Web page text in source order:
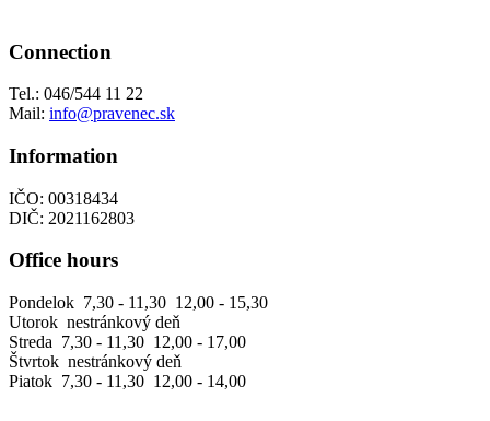
Connection
Tel.: 046/544 11 22
Mail: info@pravenec.sk
Information
IČO: 00318434
DIČ: 2021162803
Office hours
Pondelok 7,30 - 11,30 12,00 - 15,30
Utorok nestránkový deň
Streda 7,30 - 11,30 12,00 - 17,00
Štvrtok nestránkový deň
Piatok 7,30 - 11,30 12,00 - 14,00